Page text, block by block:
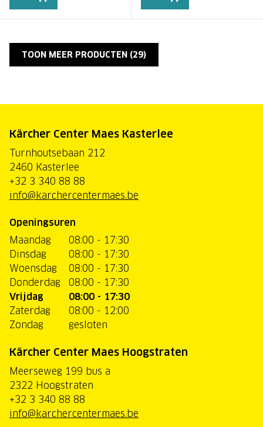
TOON MEER PRODUCTEN (29)
Kärcher Center Maes Kasterlee
Turnhoutsebaan 212
2460 Kasterlee
+32 3 340 88 88
info@karchercentermaes.be
Openingsuren
Maandag
08:00 - 17:30
Dinsdag
08:00 - 17:30
Woensdag
08:00 - 17:30
Donderdag
08:00 - 17:30
Vrijdag
08:00 - 17:30
Zaterdag
08:00 - 12:00
Zondag
gesloten
Kärcher Center Maes Hoogstraten
Meerseweg 199 bus a
2322 Hoogstraten
+32 3 340 88 88
info@karchercentermaes.be